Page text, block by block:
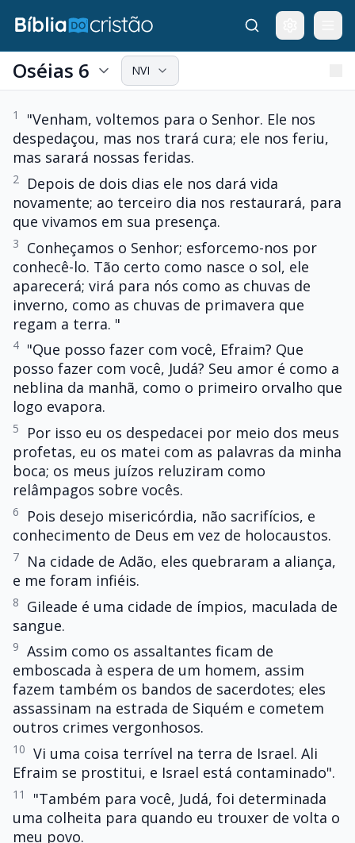
Oséias 6 NVI
1
"Venham, voltemos para o Senhor. Ele nos
despedaçou, mas nos trará cura; ele nos feriu,
mas sarará nossas feridas.
2
Depois de dois dias ele nos dará vida
novamente; ao terceiro dia nos restaurará, para
que vivamos em sua presença.
3
Conheçamos o Senhor; esforcemo-nos por
conhecê-lo. Tão certo como nasce o sol, ele
aparecerá; virá para nós como as chuvas de
inverno, como as chuvas de primavera que
regam a terra. "
4 "Que posso fazer com você, Efraim? Que
posso fazer com você, Judá? Seu amor é como a
neblina da manhã, como o primeiro orvalho que
logo evapora.
5
Por isso eu os despedacei por meio dos meus
profetas, eu os matei com as palavras da minha
boca; os meus juízos reluziram como
relâmpagos sobre vocês.
6
Pois desejo misericórdia, não sacrifícios, e
conhecimento de Deus em vez de holocaustos.
7
Na cidade de Adão, eles quebraram a aliança,
e me foram infiéis.
8
Gileade é uma cidade de ímpios, maculada de
sangue.
9 Assim como os assaltantes ficam de
emboscada à espera de um homem, assim
fazem também os bandos de sacerdotes; eles
assassinam na estrada de Siquém e cometem
outros crimes vergonhosos.
10 Vi uma coisa terrível na terra de Israel. Ali
Efraim se prostitui, e Israel está contaminado".
11
"Também para você, Judá, foi determinada
uma colheita para quando eu trouxer de volta o
meu povo.